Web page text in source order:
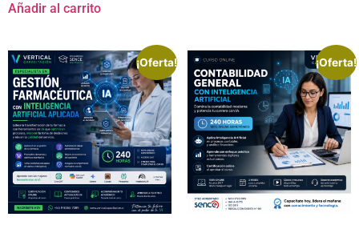
Añadir al carrito
¡Oferta! ¡Oferta!